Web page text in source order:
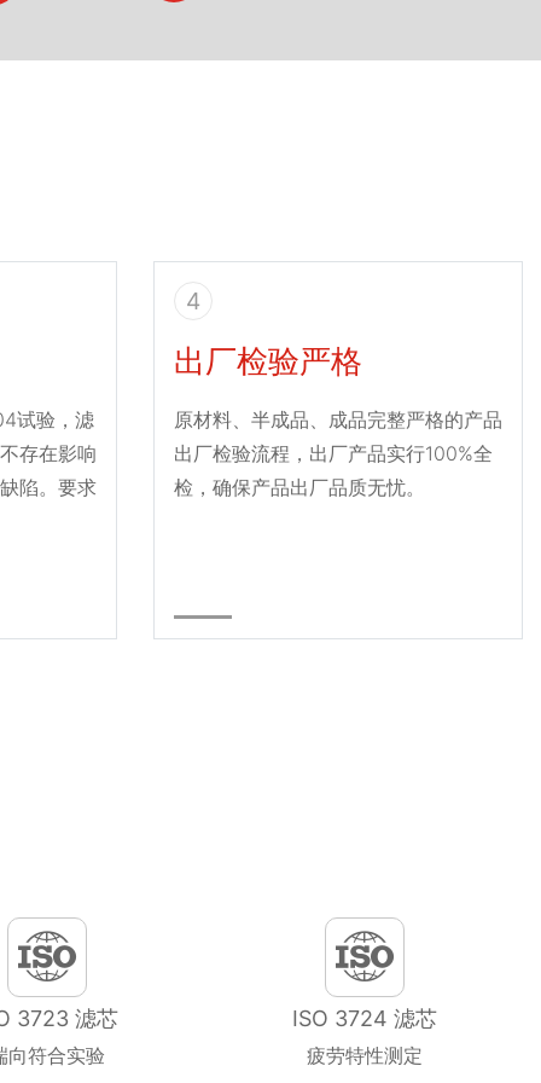
试验，滤
存在影响
陷。要求
4
出厂检验严格
原材料、半成品、成品完整严格的产品
出厂检验流程，出厂产品实行100%全
检，确保产品出厂品质无忧。
3723 滤芯
向符合实验
ISO 3724 滤芯
疲劳特性测定